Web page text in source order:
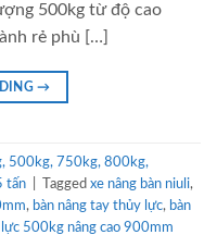
500kg từ độ cao
rẻ phù […]
→
500kg, 750kg, 800kg,
tấn Tagged xe nâng bàn niuli,
, bàn nâng tay thủy lực, bàn
lực 500kg nâng cao 900mm